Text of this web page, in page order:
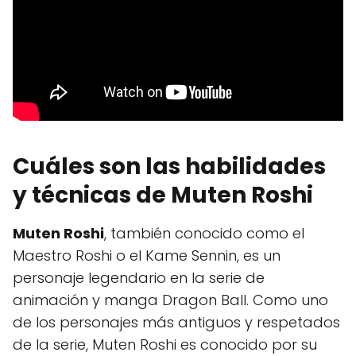
Cuáles son las habilidades
y técnicas de Muten Roshi
Muten Roshi, también conocido como el
Maestro Roshi o el Kame Sennin, es un
personaje legendario en la serie de
animación y manga Dragon Ball. Como uno
de los personajes más antiguos y respetados
de la serie, Muten Roshi es conocido por su